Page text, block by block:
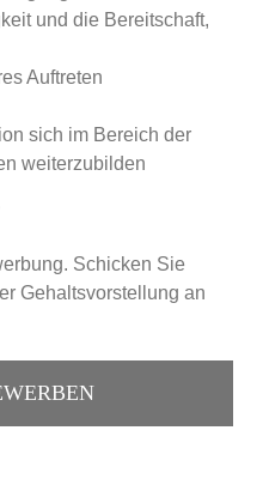
und die Bereitschaft,
Auftreten
sich im Bereich der
weiterzubilden
Schicken Sie
Gehaltsvorstellung an